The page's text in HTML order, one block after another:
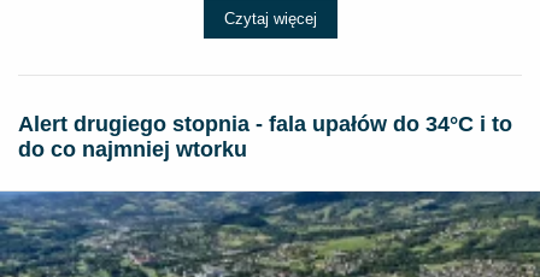
Czytaj więcej
Alert drugiego stopnia - fala upałów do 34°C i to
do co najmniej wtorku